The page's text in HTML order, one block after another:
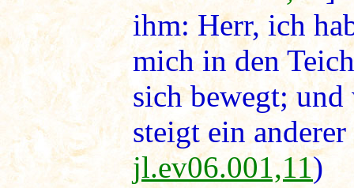
ihm: Herr, ich
mich in den
sich bewegt;
steigt ein
jl.ev06.001,11)